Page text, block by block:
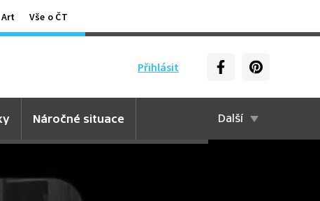
Art Vše o ČT
Přihlásit
Náročné situace Další